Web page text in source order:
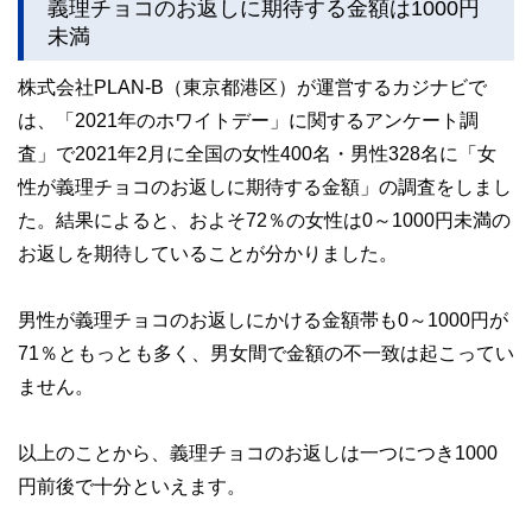
義理チョコのお返しに期待する金額は1000円
未満
株式会社PLAN-B（東京都港区）が運営するカジナビで
は、「2021年のホワイトデー」に関するアンケート調
査」で2021年2月に全国の女性400名・男性328名に「女
性が義理チョコのお返しに期待する金額」の調査をしまし
た。結果によると、およそ72％の女性は0～1000円未満の
お返しを期待していることが分かりました。
男性が義理チョコのお返しにかける金額帯も0～1000円が
71％ともっとも多く、男女間で金額の不一致は起こってい
ません。
以上のことから、義理チョコのお返しは一つにつき1000
円前後で十分といえます。